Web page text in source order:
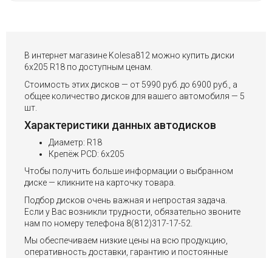
В интернет магазине Kolesa812 можно купить диски
6x205 R18 по доступным ценам.
Стоимость этих дисков — от 5990 руб. до 6900 руб., а
общее количество дисков для вашего автомобиля — 5
шт.
Характеристики данных автодисков
Диаметр: R18
Крепёж PCD: 6x205
Чтобы получить больше информации о выбранном
диске — кликните на карточку товара.
Подбор дисков очень важная и непростая задача.
Если у Вас возникли трудности, обязательно звоните
нам по номеру телефона 8(812)317-17-52.
Мы обеспечиваем низкие цены на всю продукцию,
оперативность доставки, гарантию и постоянные